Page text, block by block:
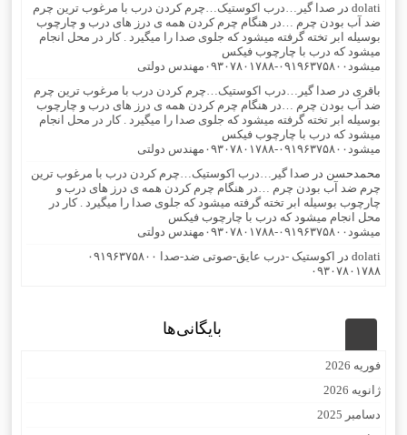
dolati در صدا گیر…درب اکوستیک…چرم کردن درب با مرغوب ترین چرم
ضد آب بودن چرم …در هنگام چرم کردن همه ی درز های درب و چارچوب
بوسیله ابر تخته گرفته میشود که جلوی صدا را میگیرد . کار در محل انجام
میشود که درب با چارچوب فیکس
میشود۰۹۱۹۶۳۷۵۸۰۰-۰۹۳۰۷۸۰۱۷۸۸مهندس دولتی
باقری در صدا گیر…درب اکوستیک…چرم کردن درب با مرغوب ترین چرم
ضد آب بودن چرم …در هنگام چرم کردن همه ی درز های درب و چارچوب
بوسیله ابر تخته گرفته میشود که جلوی صدا را میگیرد . کار در محل انجام
میشود که درب با چارچوب فیکس
میشود۰۹۱۹۶۳۷۵۸۰۰-۰۹۳۰۷۸۰۱۷۸۸مهندس دولتی
محمدحسن در صدا گیر…درب اکوستیک…چرم کردن درب با مرغوب ترین
چرم ضد آب بودن چرم …در هنگام چرم کردن همه ی درز های درب و
چارچوب بوسیله ابر تخته گرفته میشود که جلوی صدا را میگیرد . کار در
محل انجام میشود که درب با چارچوب فیکس
میشود۰۹۱۹۶۳۷۵۸۰۰-۰۹۳۰۷۸۰۱۷۸۸مهندس دولتی
dolati در
اکوستیک -درب عایق-صوتی ضد-صدا ۰۹۱۹۶۳۷۵۸۰۰
۰۹۳۰۷۸۰۱۷۸۸
بایگانی‌ها
فوریه 2026
ژانویه 2026
دسامبر 2025